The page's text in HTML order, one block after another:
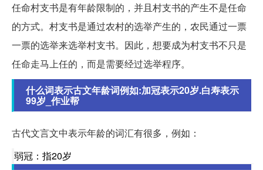
任命村支书是有年龄限制的，并且村支书的产生不是任命
的方式。村支书是通过农村的选举产生的，农民通过一票
一票的选举来选举村支书。因此，想要成为村支书不只是
任命走马上任的，而是需要经过选举程序。
什么词表示古文年龄词例如:加冠表示20岁.白寿表示
99岁_作业帮
古代文言文中表示年龄的词汇有很多，例如：
弱冠：指20岁